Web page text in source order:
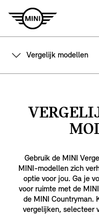
Vergelijk modellen
Gebruik de MINI
MINI-modellen zich
optie voor jou. Ga je
voor ruimte met de
de MINI Countryman.
vergelijken, selecteer